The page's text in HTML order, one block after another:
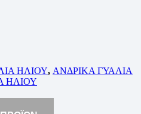
ΗΛΙΟΥ, ΑΝΔΡΙΚΑ ΓΥΑΛΙΑ
ΗΛΙΟΥ